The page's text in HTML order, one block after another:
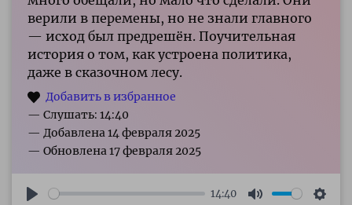
верили в перемены, но не знали главного
— исход был предрешён. Поучительная
история о том, как устроена политика,
даже в сказочном лесу.
— Слушать: 14:40
14:40